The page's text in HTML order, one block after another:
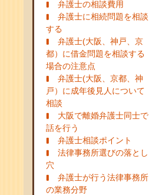
弁護士の相談費用
弁護士に相続問題を相談
する
弁護士(大阪、神戸、京
都）に借金問題を相談する
場合の注意点
弁護士(大阪、京都、神
戸）に成年後見人について
相談
大阪で離婚弁護士同士で
話を行う
弁護士相談ポイント
法律事務所選びの落とし
穴
弁護士が行う法律事務所
の業務分野